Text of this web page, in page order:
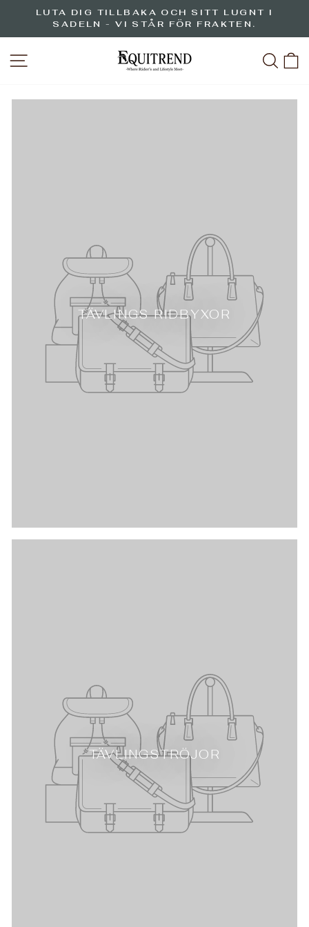
Hoppa
innehåll
Pausa
LUTA DIG TILLBAKA OCH SITT LUGNT I
SADELN - VI STÅR FÖR FRAKTEN.
WEBBPLATSNAVIGERING
TÄVLINGS RIDBYXOR
TÄVLINGSTRÖJOR